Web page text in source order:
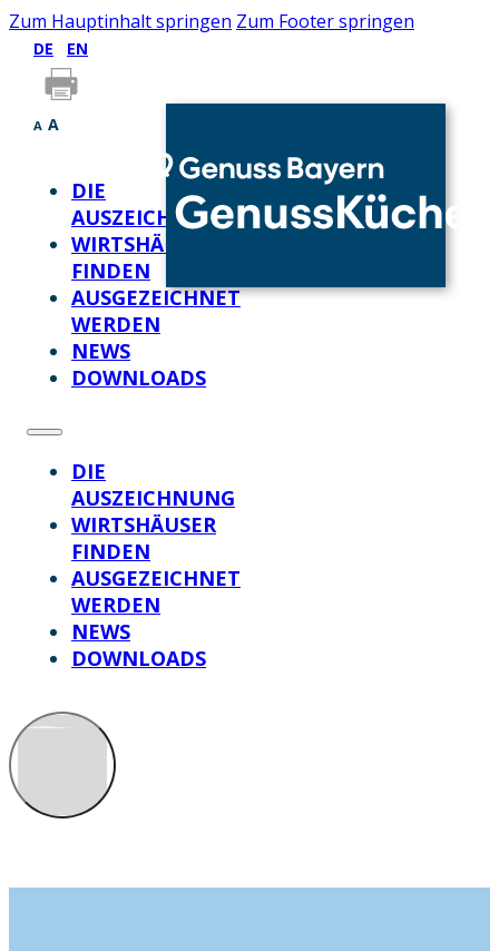
Zum Hauptinhalt springen Zum Footer springen
DE EN
A A
DIE
AUSZEICHNUNG
WIRTSHÄUSER
FINDEN
AUSGEZEICHNET
WERDEN
NEWS
DOWNLOADS
DIE
AUSZEICHNUNG
WIRTSHÄUSER
FINDEN
AUSGEZEICHNET
WERDEN
NEWS
DOWNLOADS